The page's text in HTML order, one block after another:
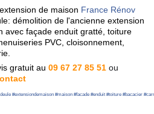
de maison France Rénov
démolition de l'ancienne extension
avec façade enduit gratté, toiture
PVC, cloisonnement,
gratuit au 09 67 27 85 51 ou
#extensiondemaison #maison #facade #enduit #toiture #bacacier #